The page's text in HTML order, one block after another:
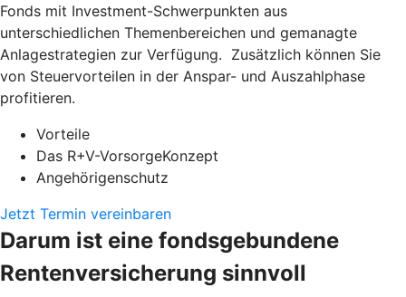
Fonds mit Investment-Schwerpunkten aus
unterschiedlichen Themenbereichen und gemanagte
Anlagestrategien zur Verfügung. Zusätzlich können Sie
von Steuervorteilen in der Anspar- und Auszahlphase
profitieren.
Vorteile
Das R+V-VorsorgeKonzept
Angehörigenschutz
Jetzt Termin vereinbaren
Darum ist eine fondsgebundene
Rentenversicherung sinnvoll